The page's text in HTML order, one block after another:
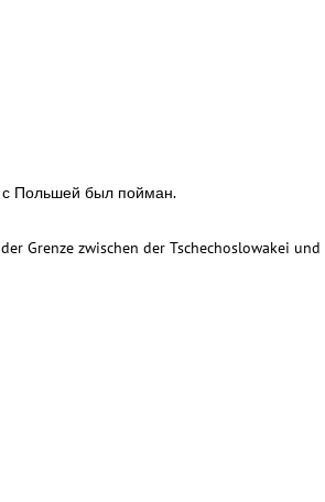
с Польшей был пойман.
Grenze zwischen der Tschechoslowakei und